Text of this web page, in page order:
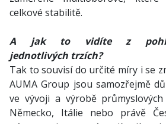
celkové stabilitě.
A jak to vidíte z
jednotlivých trzích?
Tak to souvisí do určité míry i se
AUMA Group jsou samozřejmě
ve vývoji a výrobě
Německo, Itálie nebo právě